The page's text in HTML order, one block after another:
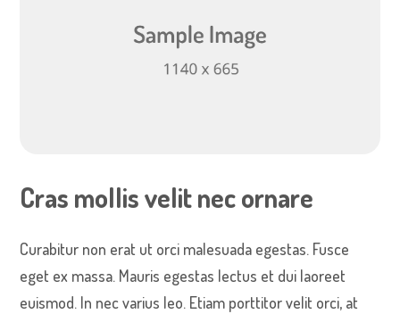
Cras mollis velit nec ornare
Curabitur non erat ut orci malesuada egestas. Fusce
eget ex massa. Mauris egestas lectus et dui laoreet
euismod. In nec varius leo. Etiam porttitor velit orci, at